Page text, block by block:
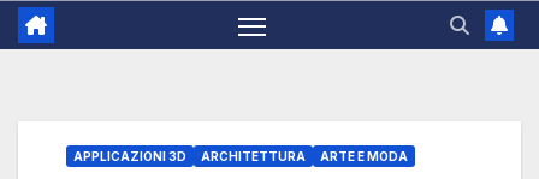
APPLICAZIONI 3D ARCHITETTURA ARTE E MODA